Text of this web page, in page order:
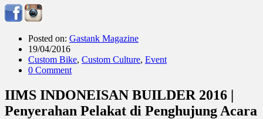
Posted on: Gastank Magazine
19/04/2016
Custom Bike, Custom Culture, Event
0 Comment
IIMS INDONEISAN BUILDER 2016 |
Penyerahan Pelakat di Penghujung Acara